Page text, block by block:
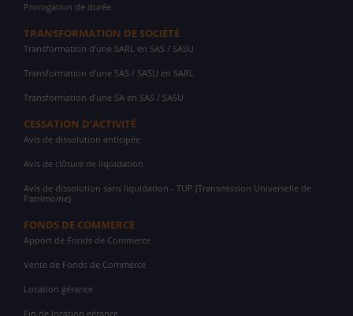
Prorogation de durée
TRANSFORMATION DE SOCIÉTÉ
Transformation d'une SARL en SAS / SASU
Transformation d'une SAS / SASU en SARL
Transformation d'une SA en SAS / SASU
CESSATION D'ACTIVITÉ
Avis de dissolution anticipée
Avis de clôture de liquidation
Avis de dissolution sans liquidation - TUP (Transmission Universelle de
Patrimoine)
FONDS DE COMMERCE
Apport de Fonds de Commerce
Vente de Fonds de Commerce
Location gérance
Fin de location gérance